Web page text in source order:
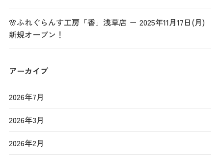
🌸ふれぐらんす工房「香」浅草店 － 2025年11月17日(月)
新規オープン！
アーカイブ
2026年7月
2026年3月
2026年2月